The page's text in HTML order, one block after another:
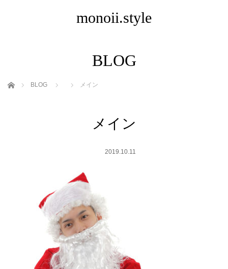
monoii.style
BLOG
ホーム BLOG メイン
メイン
2019.10.11